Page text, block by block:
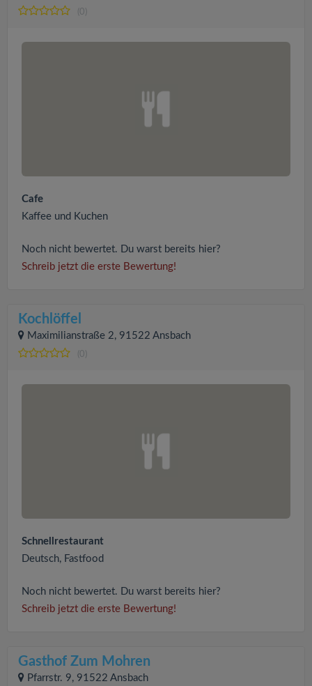
(0)
Cafe
Kaffee und Kuchen
Noch nicht bewertet. Du warst bereits hier?
Schreib jetzt die erste Bewertung!
Kochlöffel
Maximilianstraße 2, 91522 Ansbach
(0)
Schnellrestaurant
Deutsch, Fastfood
Noch nicht bewertet. Du warst bereits hier?
Schreib jetzt die erste Bewertung!
Gasthof Zum Mohren
Pfarrstr. 9, 91522 Ansbach